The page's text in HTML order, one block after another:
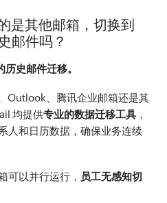
是其他邮箱，切换到
邮件吗？
史邮件迁移。
Outlook、腾讯企业邮箱还是其
均提供专业的数据迁移工具 ，
人和日历数据，确保业务连续
可以并行运行， 员工无感知切